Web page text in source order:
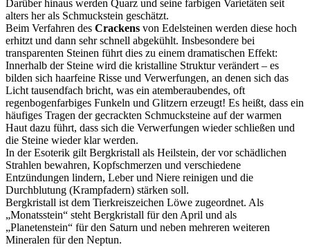
Darüber hinaus werden Quarz und seine farbigen Varietäten seit
alters her als Schmuckstein geschätzt.
Beim Verfahren des Crackens von Edelsteinen werden diese hoch
erhitzt und dann sehr schnell abgekühlt. Insbesondere bei
transparenten Steinen führt dies zu einem dramatischen Effekt:
Innerhalb der Steine wird die kristalline Struktur verändert – es
bilden sich haarfeine Risse und Verwerfungen, an denen sich das
Licht tausendfach bricht, was ein atemberaubendes, oft
regenbogenfarbiges Funkeln und Glitzern erzeugt! Es heißt, dass ein
häufiges Tragen der gecrackten Schmucksteine auf der warmen
Haut dazu führt, dass sich die Verwerfungen wieder schließen und
die Steine wieder klar werden.
In der Esoterik gilt Bergkristall als Heilstein, der vor schädlichen
Strahlen bewahren, Kopfschmerzen und verschiedene
Entzündungen lindern, Leber und Niere reinigen und die
Durchblutung (Krampfadern) stärken soll.
Bergkristall ist dem Tierkreiszeichen Löwe zugeordnet. Als
„Monatsstein“ steht Bergkristall für den April und als
„Planetenstein“ für den Saturn und neben mehreren weiteren
Mineralen für den Neptun.